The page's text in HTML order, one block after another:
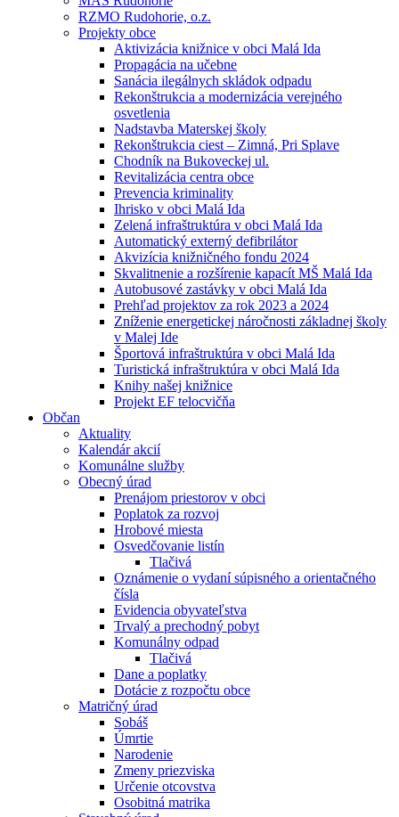
RZMO Rudohorie, o.z.
Projekty obce
Aktivizácia knižnice v obci Malá Ida
Propagácia na učebne
Sanácia ilegálnych skládok odpadu
Rekonštrukcia a modernizácia verejného
osvetlenia
Nadstavba Materskej školy
Rekonštrukcia ciest – Zimná, Pri Splave
Chodník na Bukoveckej ul.
Revitalizácia centra obce
Prevencia kriminality
Ihrisko v obci Malá Ida
Zelená infraštruktúra v obci Malá Ida
Automatický externý defibrilátor
Akvizícia knižničného fondu 2024
Skvalitnenie a rozšírenie kapacít MŠ Malá Ida
Autobusové zastávky v obci Malá Ida
Prehľad projektov za rok 2023 a 2024
Zníženie energetickej náročnosti základnej školy
v Malej Ide
Športová infraštruktúra v obci Malá Ida
Turistická infraštruktúra v obci Malá Ida
Knihy našej knižnice
Projekt EF telocvičňa
Občan
Aktuality
Kalendár akcií
Komunálne služby
Obecný úrad
Prenájom priestorov v obci
Poplatok za rozvoj
Hrobové miesta
Osvedčovanie listín
Tlačivá
Oznámenie o vydaní súpisného a orientačného
čísla
Evidencia obyvateľstva
Trvalý a prechodný pobyt
Komunálny odpad
Tlačivá
Dane a poplatky
Dotácie z rozpočtu obce
Matričný úrad
Sobáš
Úmrtie
Narodenie
Zmeny priezviska
Určenie otcovstva
Osobitná matrika